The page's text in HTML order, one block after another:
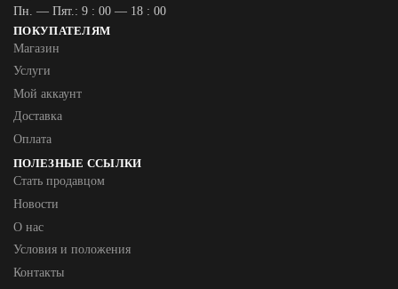
Пн. — Пят.: 9 : 00 — 18 : 00
ПОКУПАТЕЛЯМ
Магазин
Услуги
Мой аккаунт
Доставка
Оплата
ПОЛЕЗНЫЕ ССЫЛКИ
Стать продавцом
Новости
О нас
Условия и положения
Контакты